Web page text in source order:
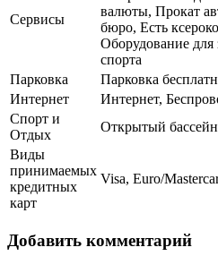
Сервисы
валюты, Прокат
бюро, Есть
Оборудование
спорта
Парковка
Парковка
Интернет
Интернет,
Спорт и
Отдых
Открытый бассейн
Виды
принимаемых
кредитных
карт
Visa, Euro/
Добавить комментарий